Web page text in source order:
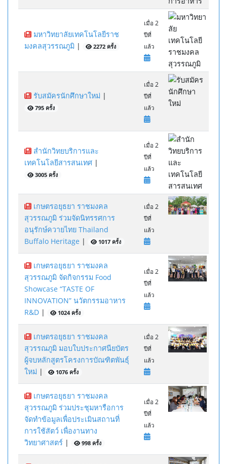
มหาวิทยาลัยเทคโนโลยีราช
มงคลสุวรรณภูมิ | 2272 ครั้ง
เมื่อ 2
ปีที่
แล้ว
รับสมัครนักศึกษาใหม่ |
795 ครั้ง
เมื่อ 2
ปีที่
แล้ว
สำนักวิทยบริการและ
เทคโนโลยีสารสนเทศ |
3005 ครั้ง
เมื่อ 2
ปีที่
แล้ว
เกษตรอยุธยา ราชมงคล
สุวรรณภูมิ ร่วมจัดนิทรรศการ
อนุรักษ์ควายไทย Thailand
Buffalo Heritage | 1017 ครั้ง
เมื่อ 2
ปีที่
แล้ว
เกษตรอยุธยา ราชมงคล
สุวรรณภูมิ จัดกิจกรรม Food
Showcase “TASTE OF
INNOVATION” นวัตกรรมอาหาร
R&D | 1024 ครั้ง
เมื่อ 2
ปีที่
แล้ว
เกษตรอยุธยา ราชมงคล
สุวรรณภูมิ มอบใบประกาศนียบัตร
ผู้จบหลักสูตรโครงการบัณฑิตพันธุ์
ใหม่ | 1076 ครั้ง
เมื่อ 2
ปีที่
แล้ว
เกษตรอยุธยา ราชมงคล
สุวรรณภูมิ ร่วมประชุมหารือการ
จัดทำข้อมูลเพื่อประเมินสถานที่
การใช้สัตว์ เพื่องานทาง
วิทยาศาสตร์ | 998 ครั้ง
เมื่อ 2
ปีที่
แล้ว